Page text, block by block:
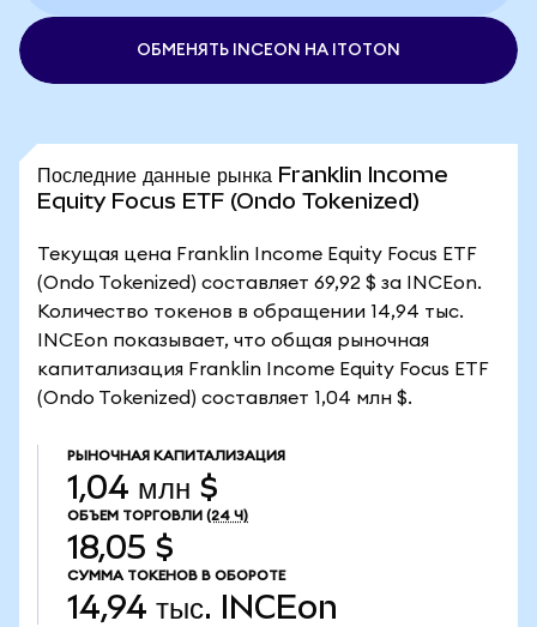
ОБМЕНЯТЬ INCEON НА ITOTON
Последние данные рынка Franklin Income
Equity Focus ETF (Ondo Tokenized)
Текущая цена Franklin Income Equity Focus ETF
(Ondo Tokenized) составляет 69,92 $ за INCEon.
Количество токенов в обращении 14,94 тыс.
INCEon показывает, что общая рыночная
капитализация Franklin Income Equity Focus ETF
(Ondo Tokenized) составляет 1,04 млн $.
РЫНОЧНАЯ КАПИТАЛИЗАЦИЯ
1,04 млн $
ОБЪЕМ ТОРГОВЛИ (24 Ч)
18,05 $
СУММА ТОКЕНОВ В ОБОРОТЕ
14,94 тыс. INCEon